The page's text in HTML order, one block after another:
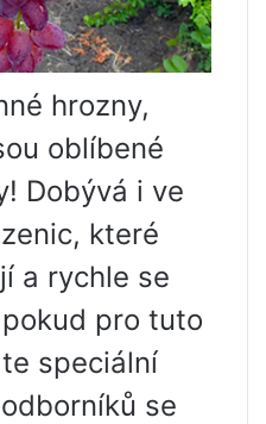
hrozny,
oblíbené
Dobývá i ve
které
a rychle se
pro tuto
speciální
se